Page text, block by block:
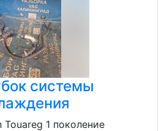
системы
Touareg 1 поколение